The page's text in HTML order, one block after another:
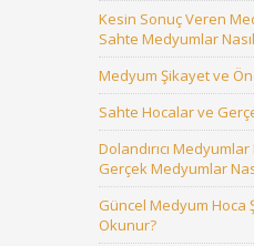
Kesin Sonuç Veren
Sahte Medyumlar Nasıl
Medyum Şikayet ve
Sahte Hocalar ve
Dolandırıcı Medyumlar
Gerçek Medyumlar
Güncel Medyum Hoca
Okunur?